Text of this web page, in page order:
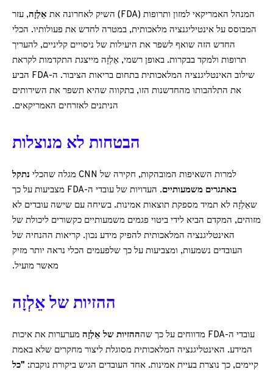
המנהל האמריקאי למזון ותרופות (FDA) השיק לאחרונה את אֵלְזָה, עזר
המבוסס על אינטיליגנציה מלאכותית, במטרה לחדש את פעולותיו. הכלי
החדש הזה שואף לשפר את היעילות של ניסויים קליניים, להעריך
תרופות ולמקד בבקרות. באופן רשמי, אֵלְזָה מייצגת התקדמות לקראת
שילוב האינטליגנציה המלאכותית בתחום בריאות הציבור. ה-FDA הביע
את התלהבותו מהחדשנות הזו, בתקווה שהיא תשפר את השירותים
הניתנים לאזרחים האמריקאים.
הבטחות לא מנוצלות
למרות השאיפות המובהקות, חקירה של CNN מגלה שהכלי
נתקל
באתגרים משמעותיים
. העדויות של עובדי ה-FDA מצביעות על כך
שאֵלְזָה לא תמיד מספקת תוצאות אמינות. בשיחה עם שישה עובדים לא
מזוהים, המקדם הביא לידי ביטוי פגמים משמעותיים כקשורים ליכולת של
האינטליגנציה המלאכותית להפיק מידע נכון. קריאות ההנחיה של
העובדים נשמעות, ומצביעות על כך שלפעמים הכלי נראה יותר מזיק
מאשר מועיל.
ההזיות של אֵלְזָה
עובדי ה-FDA מדווחים על כך שה ההזיות של אֵלְזָה מערערות את איכות
המידע. האינטליגנציה המלאכותית מסוגלת ליצור מחקרים שלא באמת
קיימים, כך נוצרת בעיית אמינות. אחד העובדים הגיש ביקורת נוקבת: "כל